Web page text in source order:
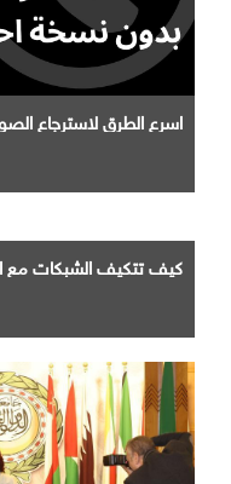
اسرع الطرق لاسترجاع
كيف تتكيف الشبكات مع